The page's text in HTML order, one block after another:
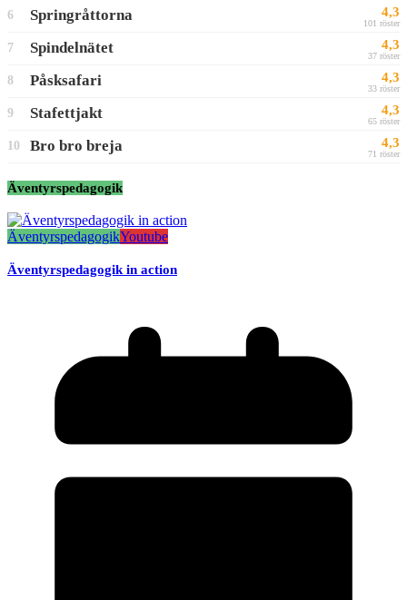
6 Springråttorna 4,3
101 röster
7 Spindelnätet 4,3
37 röster
8 Påsksafari 4,3
33 röster
9 Stafettjakt 4,3
65 röster
10 Bro bro breja 4,3
71 röster
Äventyrspedagogik
ÄventyrspedagogikYoutube
Äventyrspedagogik in action